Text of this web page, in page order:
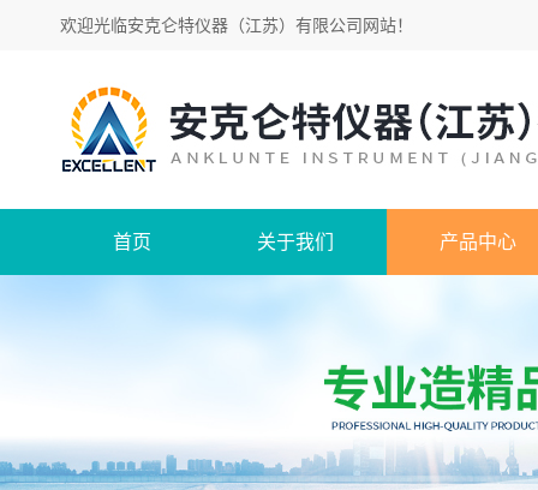
欢迎光临安克仑特仪器（江苏）有限公司网站！
首页 关于我们 产品中心